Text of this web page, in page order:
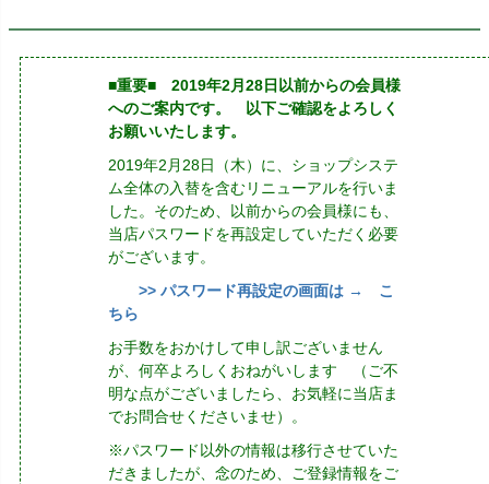
■重要■ 2019年2月28日以前からの会員様
へのご案内です。 以下ご確認をよろしく
お願いいたします。
2019年2月28日（木）に、ショップシステ
ム全体の入替を含むリニューアルを行いま
した。そのため、以前からの会員様にも、
当店パスワードを再設定していただく必要
がございます。
>> パスワード再設定の画面は → こ
ちら
お手数をおかけして申し訳ございません
が、何卒よろしくおねがいします （ご不
明な点がございましたら、お気軽に当店ま
でお問合せくださいませ）。
※パスワード以外の情報は移行させていた
だきましたが、念のため、ご登録情報をご